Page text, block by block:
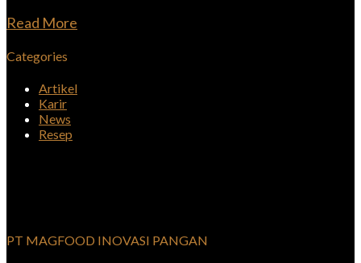
Read More
Categories
Artikel
Karir
News
Resep
PT MAGFOOD INOVASI PANGAN